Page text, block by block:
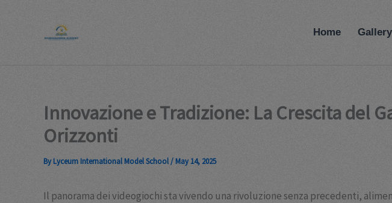
Home Gallery
Innovazione e Tradizione: La Crescita del
Orizzonti
ByLyceum International Model School/ May 14, 2025
Il panorama dei videogiochi sta vivendo una rivoluzione senza precedenti,